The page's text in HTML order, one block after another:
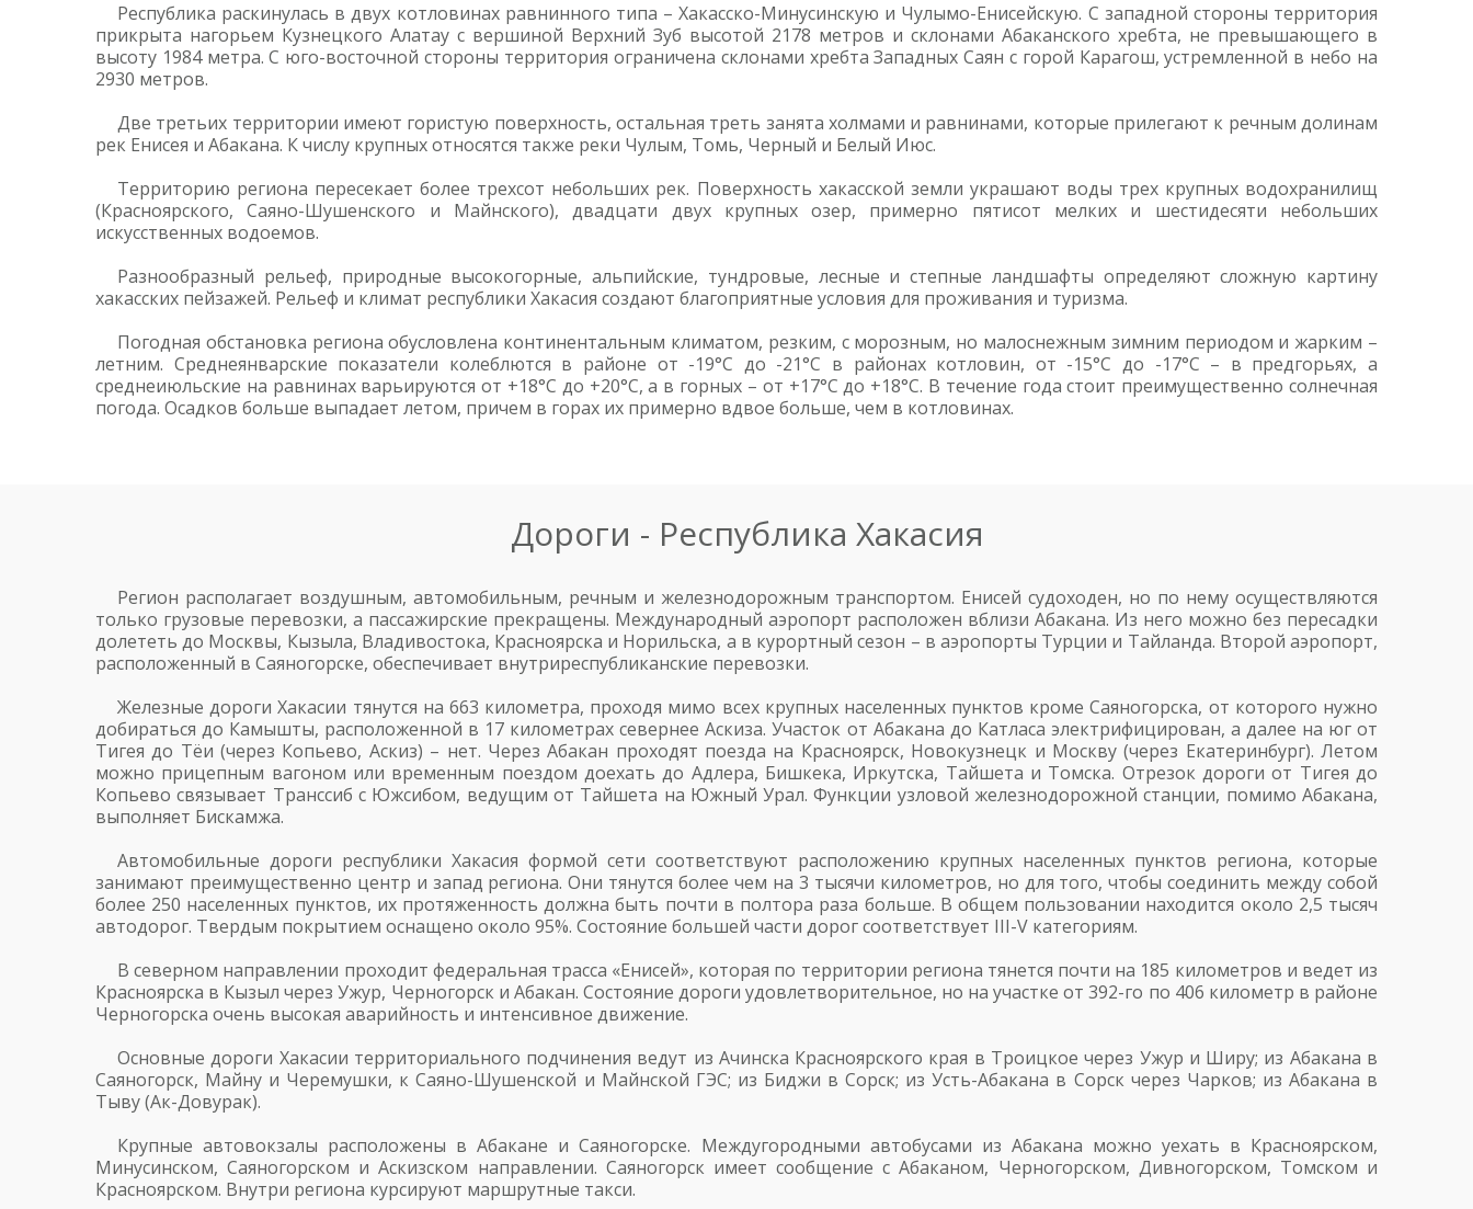
Республика раскинулась в двух котловинах равнинного типа – Хакасско-Минусинскую и Чулымо-Енисейскую. С западной стороны территория
прикрыта нагорьем Кузнецкого Алатау с вершиной Верхний Зуб высотой 2178 метров и склонами Абаканского хребта, не превышающего в
высоту 1984 метра. С юго-восточной стороны территория ограничена склонами хребта Западных Саян с горой Карагош, устремленной в небо на
2930 метров.
Две третьих территории имеют гористую поверхность, остальная треть занята холмами и равнинами, которые прилегают к речным долинам
рек Енисея и Абакана. К числу крупных относятся также реки Чулым, Томь, Черный и Белый Июс.
Территорию региона пересекает более трехсот небольших рек. Поверхность хакасской земли украшают воды трех крупных водохранилищ
(Красноярского, Саяно-Шушенского и Майнского), двадцати двух крупных озер, примерно пятисот мелких и шестидесяти небольших
искусственных водоемов.
Разнообразный рельеф, природные высокогорные, альпийские, тундровые, лесные и степные ландшафты определяют сложную картину
хакасских пейзажей. Рельеф и климат республики Хакасия создают благоприятные условия для проживания и туризма.
Погодная обстановка региона обусловлена континентальным климатом, резким, с морозным, но малоснежным зимним периодом и жарким –
летним. Среднеянварские показатели колеблются в районе от -19°С до -21°С в районах котловин, от -15°С до -17°С – в предгорьях, а
среднеиюльские на равнинах варьируются от +18°С до +20°С, а в горных – от +17°С до +18°С. В течение года стоит преимущественно солнечная
погода. Осадков больше выпадает летом, причем в горах их примерно вдвое больше, чем в котловинах.
Дороги - Республика Хакасия
Регион располагает воздушным, автомобильным, речным и железнодорожным транспортом. Енисей судоходен, но по нему осуществляются
только грузовые перевозки, а пассажирские прекращены. Международный аэропорт расположен вблизи Абакана. Из него можно без пересадки
долететь до Москвы, Кызыла, Владивостока, Красноярска и Норильска, а в курортный сезон – в аэропорты Турции и Тайланда. Второй аэропорт,
расположенный в Саяногорске, обеспечивает внутриреспубликанские перевозки.
Железные дороги Хакасии тянутся на 663 километра, проходя мимо всех крупных населенных пунктов кроме Саяногорска, от которого нужно
добираться до Камышты, расположенной в 17 километрах севернее Аскиза. Участок от Абакана до Катласа электрифицирован, а далее на юг от
Тигея до Тёи (через Копьево, Аскиз) – нет. Через Абакан проходят поезда на Красноярск, Новокузнецк и Москву (через Екатеринбург). Летом
можно прицепным вагоном или временным поездом доехать до Адлера, Бишкека, Иркутска, Тайшета и Томска. Отрезок дороги от Тигея до
Копьево связывает Транссиб с Южсибом, ведущим от Тайшета на Южный Урал. Функции узловой железнодорожной станции, помимо Абакана,
выполняет Бискамжа.
Автомобильные дороги республики Хакасия формой сети соответствуют расположению крупных населенных пунктов региона, которые
занимают преимущественно центр и запад региона. Они тянутся более чем на 3 тысячи километров, но для того, чтобы соединить между собой
более 250 населенных пунктов, их протяженность должна быть почти в полтора раза больше. В общем пользовании находится около 2,5 тысяч
автодорог. Твердым покрытием оснащено около 95%. Состояние большей части дорог соответствует III-V категориям.
В северном направлении проходит федеральная трасса «Енисей», которая по территории региона тянется почти на 185 километров и ведет из
Красноярска в Кызыл через Ужур, Черногорск и Абакан. Состояние дороги удовлетворительное, но на участке от 392-го по 406 километр в районе
Черногорска очень высокая аварийность и интенсивное движение.
Основные дороги Хакасии территориального подчинения ведут из Ачинска Красноярского края в Троицкое через Ужур и Ширу; из Абакана в
Саяногорск, Майну и Черемушки, к Саяно-Шушенской и Майнской ГЭС; из Биджи в Сорск; из Усть-Абакана в Сорск через Чарков; из Абакана в
Тыву (Ак-Довурак).
Крупные автовокзалы расположены в Абакане и Саяногорске. Междугородными автобусами из Абакана можно уехать в Красноярском,
Минусинском, Саяногорском и Аскизском направлении. Саяногорск имеет сообщение с Абаканом, Черногорском, Дивногорском, Томском и
Красноярском. Внутри региона курсируют маршрутные такси.